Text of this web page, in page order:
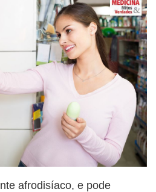
afrodisíaco, e pode